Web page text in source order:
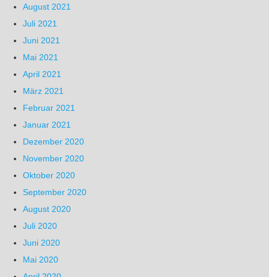
August 2021
Juli 2021
Juni 2021
Mai 2021
April 2021
März 2021
Februar 2021
Januar 2021
Dezember 2020
November 2020
Oktober 2020
September 2020
August 2020
Juli 2020
Juni 2020
Mai 2020